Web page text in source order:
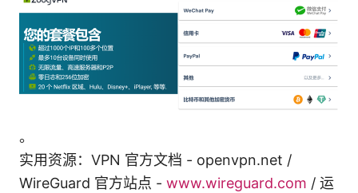
。
实用资源：VPN 官方文档 - openvpn.net /
WireGuard 官方站点 - www.wireguard.com / 运